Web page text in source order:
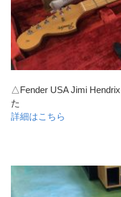
△Fender USA Jimi
た
詳細はこちら